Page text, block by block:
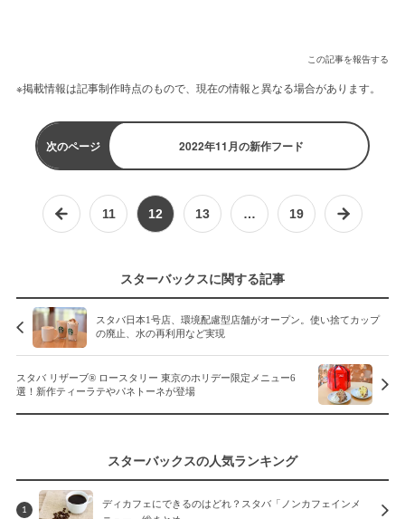
この記事を報告する
※掲載情報は記事制作時点のもので、現在の情報と異なる場合があります。
次のページ 2022年11月の新作フード
11 12 13 … 19
スターバックスに関する記事
スタバ日本1号店、環境配慮型店舗がオープン。使い捨てカップ
の廃止、水の再利用など実現
スタバ リザーブ® ロースタリー 東京のホリデー限定メニュー6
選！新作ティーラテやパネトーネが登場
スターバックスの人気ランキング
1
ディカフェにできるのはどれ？スタバ「ノンカフェインメ